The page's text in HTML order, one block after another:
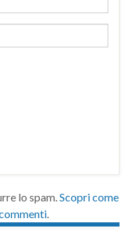
lo spam.Scopri come
.